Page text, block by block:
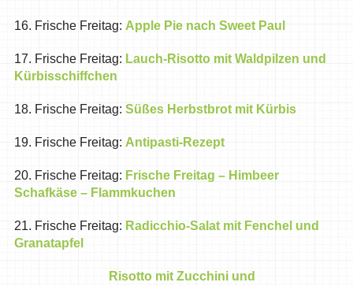
16. Frische Freitag: Apple Pie nach Sweet Paul
17. Frische Freitag: Lauch-Risotto mit Waldpilzen und
Kürbisschiffchen
18. Frische Freitag: Süßes Herbstbrot mit Kürbis
19. Frische Freitag: Antipasti-Rezept
20. Frische Freitag: Frische Freitag – Himbeer
Schafkäse – Flammkuchen
21. Frische Freitag: Radicchio-Salat mit Fenchel und
Granatapfel
Risotto mit Zucchini und